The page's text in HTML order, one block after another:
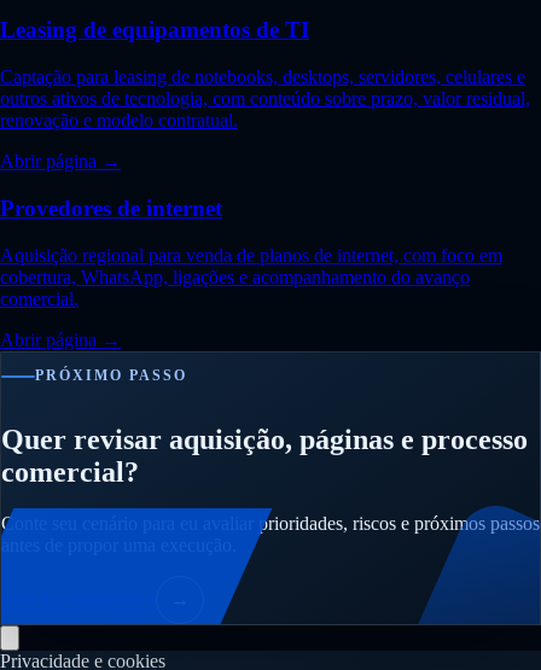
Leasing de equipamentos de TI
Captação para leasing de notebooks, desktops, servidores, celulares e
outros ativos de tecnologia, com conteúdo sobre prazo, valor residual,
renovação e modelo contratual.
Abrir página →
Provedores de internet
Aquisição regional para venda de planos de internet, com foco em
cobertura, WhatsApp, ligações e acompanhamento do avanço
comercial.
Abrir página →
PRÓXIMO PASSO
Quer revisar aquisição, páginas e processo
comercial?
Conte seu cenário para eu avaliar prioridades, riscos e próximos passos
Privacidade e cookies